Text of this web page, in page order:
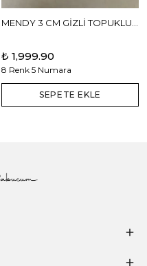
₺ 1,999.90
8 Renk 5 Numara
SEPETE EKLE